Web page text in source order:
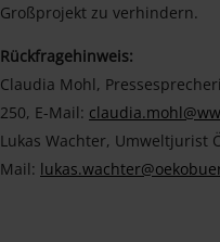
Großprojekt zu verhindern.
Rückfragehinweis:
Claudia Mohl,
250, E-Mail:
Lukas Wachter, Umweltjurist
Mail: